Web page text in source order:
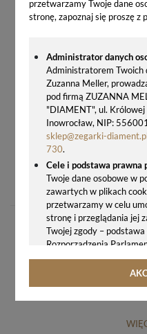
przetwarzamy Twoje dane
stronę, zapoznaj się proszę z
Administrator danych
Administratorem Twoich
Zuzanna Meller,
pod firmą ZUZANNA
"DIAMENT", ul.
Inowrocław, NIP:
sklep@zegarki-
730.
Cele i podstawa prawna
Twoje dane osobowe w
zawartych w plikach
przetwarzamy w celu
stronę i przeglądania jej
Twojej zgody –
Rozporządzenia
2016/679 z 27.04.2016
fizycznych w związku z